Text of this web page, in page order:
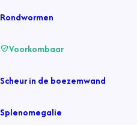
Rondwormen
Voorkombaar
Scheur in de boezemwand
Splenomegalie